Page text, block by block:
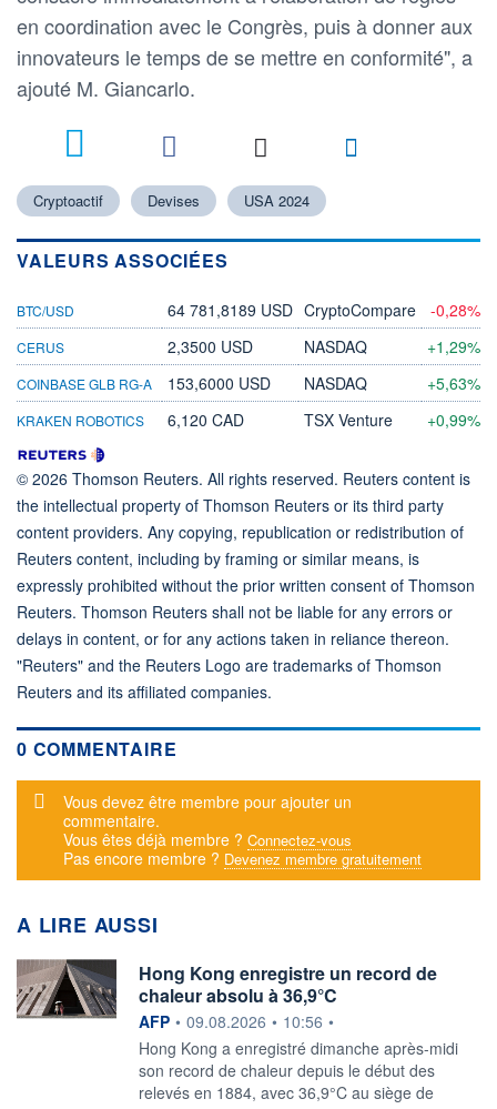
en coordination avec le Congrès, puis à donner aux
innovateurs le temps de se mettre en conformité", a
ajouté M. Giancarlo.
Cryptoactif Devises USA 2024
VALEURS ASSOCIÉES
BTC/USD 64 781,8189 USD CryptoCompare -0,28%
CERUS 2,3500 USD NASDAQ +1,29%
COINBASE GLB RG-A 153,6000 USD NASDAQ +5,63%
KRAKEN ROBOTICS 6,120 CAD TSX Venture +0,99%
© 2026 Thomson Reuters. All rights reserved. Reuters content is
the intellectual property of Thomson Reuters or its third party
content providers. Any copying, republication or redistribution of
Reuters content, including by framing or similar means, is
expressly prohibited without the prior written consent of Thomson
Reuters. Thomson Reuters shall not be liable for any errors or
delays in content, or for any actions taken in reliance thereon.
"Reuters" and the Reuters Logo are trademarks of Thomson
Reuters and its affiliated companies.
0 COMMENTAIRE
Message d'alerte
Vous devez être membre pour ajouter un
commentaire.
Vous êtes déjà membre ? Connectez-vous
Pas encore membre ? Devenez membre gratuitement
A LIRE AUSSI
Hong Kong enregistre un record de
chaleur absolu à 36,9°C
information fournie par
AFP • 09.08.2026 • 10:56 •
Hong Kong a enregistré dimanche après-midi
son record de chaleur depuis le début des
relevés en 1884, avec 36,9°C au siège de